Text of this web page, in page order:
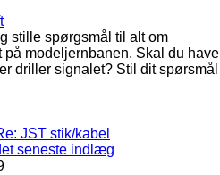
stille spørgsmål til alt om
modeljernbanen. Skal du have
driller signalet? Stil dit spørsmål
JST stik/kabel
seneste indlæg